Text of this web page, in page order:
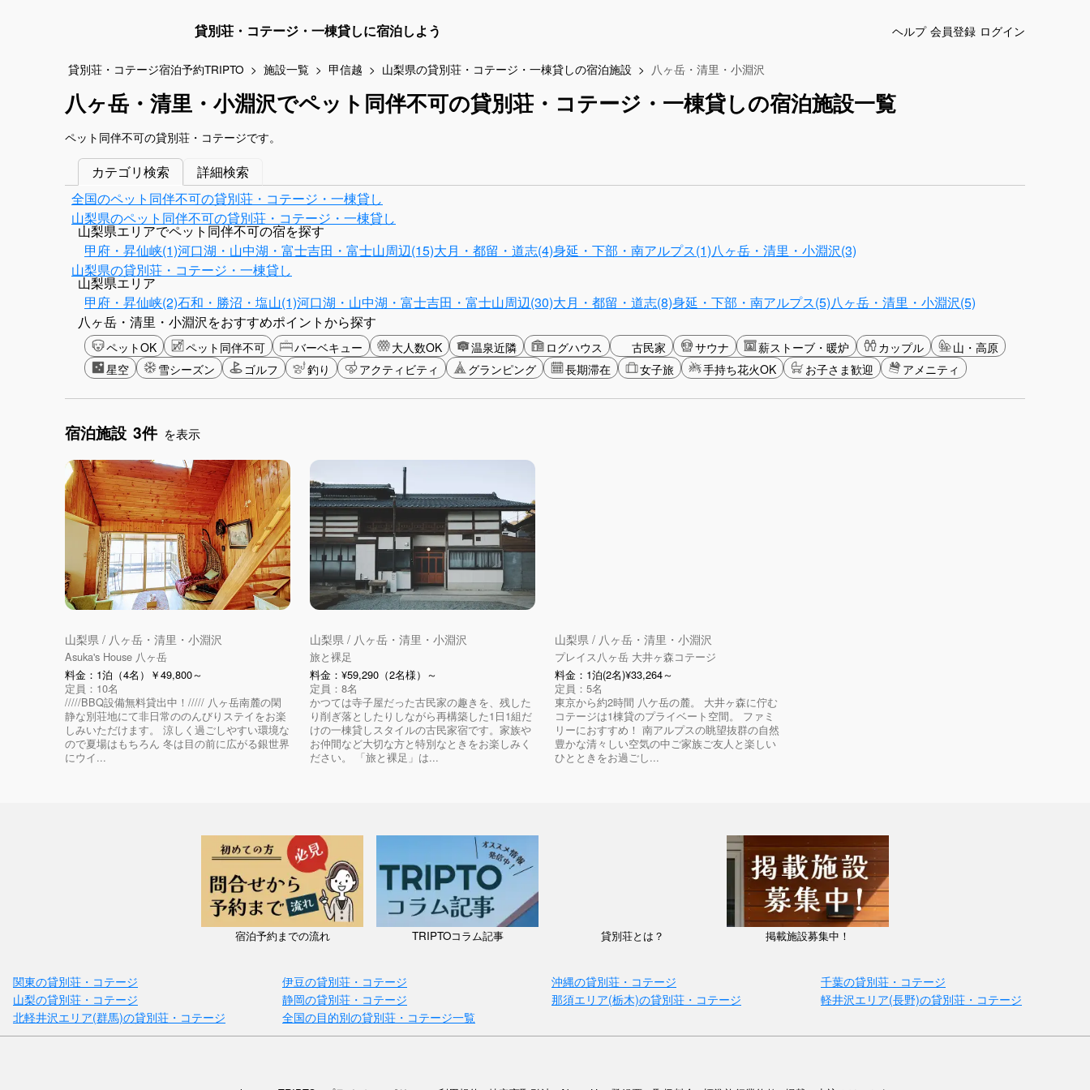
貸別荘・コテージ・一棟貸しに宿泊しよう ヘルプ 会員登録 ログイン
貸別荘・コテージ宿泊予約TRIPTO 施設一覧 甲信越 山梨県の貸別荘・コテージ・一棟貸しの宿泊施設 八ヶ岳・清里・小淵沢
八ヶ岳・清里・小淵沢でペット同伴不可の貸別荘・コテージ・一棟貸しの宿泊施設一覧
ペット同伴不可の貸別荘・コテージです。
カテゴリ検索
詳細検索
全国のペット同伴不可の貸別荘・コテージ・一棟貸し
山梨県のペット同伴不可の貸別荘・コテージ・一棟貸し
山梨県エリアでペット同伴不可の宿を探す
甲府・昇仙峡(1)河口湖・山中湖・富士吉田・富士山周辺(15)大月・都留・道志(4)身延・下部・南アルプス(1)八ヶ岳・清里・小淵沢(3)
山梨県の貸別荘・コテージ・一棟貸し
山梨県エリア
甲府・昇仙峡(2)石和・勝沼・塩山(1)河口湖・山中湖・富士吉田・富士山周辺(30)大月・都留・道志(8)身延・下部・南アルプス(5)八ヶ岳・清里・小淵沢(5)
八ヶ岳・清里・小淵沢をおすすめポイントから探す
ペットOK ペット同伴不可 バーベキュー 大人数OK 温泉近隣 ログハウス 古民家 サウナ 薪ストーブ・暖炉 カップル
山・高原
星空
雪シーズン ゴルフ 釣り アクティビティ グランピング 長期滞在 女子旅 手持ち花火OK お子さま歓迎 アメニティ
宿泊施設 3件 を表示
山梨県 / 八ヶ岳・清里・小淵沢
Asuka's House 八ヶ岳
料金：1泊（4名）￥49,800～
定員：10名
/////BBQ設備無料貸出中！///// 八ヶ岳南麓の閑
静な別荘地にて非日常ののんびりステイをお楽
しみいただけます。 涼しく過ごしやすい環境な
ので夏場はもちろん 冬は目の前に広がる銀世界
にウイ...
山梨県 / 八ヶ岳・清里・小淵沢
旅と裸足
料金：¥59,290（2名様）～
定員：8名
かつては寺子屋だった古民家の趣きを、残した
り削ぎ落としたりしながら再構築した1日1組だ
けの一棟貸しスタイルの古民家宿です。家族や
お仲間など大切な方と特別なときをお楽しみく
ださい。 「旅と裸足」は...
山梨県 / 八ヶ岳・清里・小淵沢
プレイス八ヶ岳 大井ヶ森コテージ
料金：1泊(2名)¥33,264～
定員：5名
東京から約2時間 八ケ岳の麓。 大井ヶ森に佇む
コテージは1棟貸のプライベート空間。 ファミ
リーにおすすめ！ 南アルプスの眺望抜群の自然
豊かな清々しい空気の中ご家族ご友人と楽しい
ひとときをお過ごし...
宿泊予約までの流れ TRIPTOコラム記事 貸別荘とは？ 掲載施設募集中！
関東の貸別荘・コテージ 伊豆の貸別荘・コテージ 沖縄の貸別荘・コテージ
千葉の貸別荘・コテージ
山梨の貸別荘・コテージ
静岡の貸別荘・コテージ 那須エリア(栃木)の貸別荘・コテージ
軽井沢エリア(長野)の貸別荘・コテージ
北軽井沢エリア(群馬)の貸別荘・コテージ
全国の目的別の貸別荘・コテージ一覧